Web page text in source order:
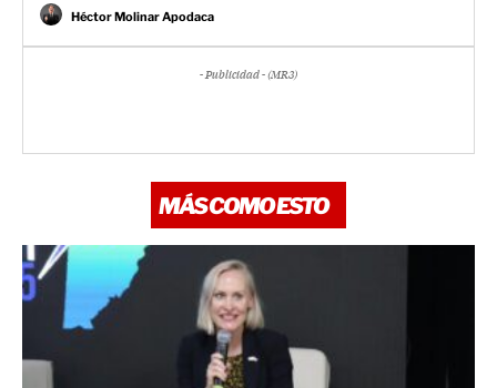
Héctor Molinar Apodaca
- Publicidad - (MR3)
MÁS COMO ESTO